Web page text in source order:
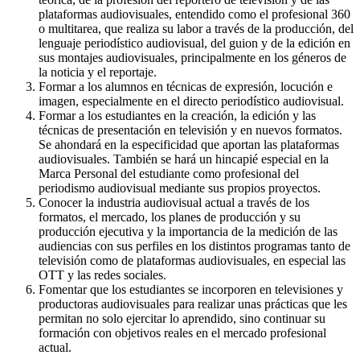
plataformas audiovisuales, entendido como el profesional 360
o multitarea, que realiza su labor a través de la producción, del
lenguaje periodístico audiovisual, del guion y de la edición en
sus montajes audiovisuales, principalmente en los géneros de
la noticia y el reportaje.
Formar a los alumnos en técnicas de expresión, locución e
imagen, especialmente en el directo periodístico audiovisual.
Formar a los estudiantes en la creación, la edición y las
técnicas de presentación en televisión y en nuevos formatos.
Se ahondará en la especificidad que aportan las plataformas
audiovisuales. También se hará un hincapié especial en la
Marca Personal del estudiante como profesional del
periodismo audiovisual mediante sus propios proyectos.
Conocer la industria audiovisual actual a través de los
formatos, el mercado, los planes de producción y su
producción ejecutiva y la importancia de la medición de las
audiencias con sus perfiles en los distintos programas tanto de
televisión como de plataformas audiovisuales, en especial las
OTT y las redes sociales.
Fomentar que los estudiantes se incorporen en televisiones y
productoras audiovisuales para realizar unas prácticas que les
permitan no solo ejercitar lo aprendido, sino continuar su
formación con objetivos reales en el mercado profesional
actual.